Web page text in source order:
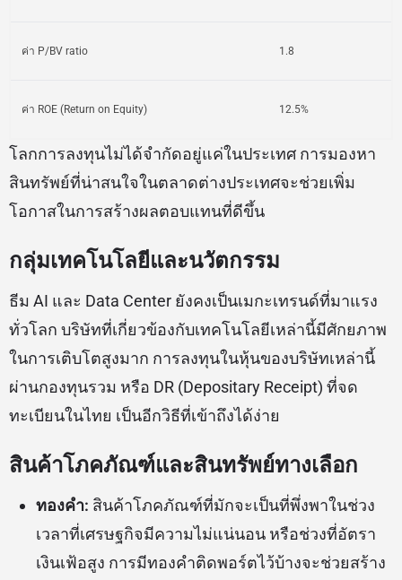
ค่า P/BV ratio 1.8
ค่า ROE (Return on Equity) 12.5%
โลกการลงทุนไม่ได้จำกัดอยู่แค่ในประเทศ การมองหา
สินทรัพย์ที่น่าสนใจในตลาดต่างประเทศจะช่วยเพิ่ม
โอกาสในการสร้างผลตอบแทนที่ดีขึ้น
กลุ่มเทคโนโลยีและนวัตกรรม
ธีม AI และ Data Center ยังคงเป็นเมกะเทรนด์ที่มาแรง
ทั่วโลก บริษัทที่เกี่ยวข้องกับเทคโนโลยีเหล่านี้มีศักยภาพ
ในการเติบโตสูงมาก การลงทุนในหุ้นของบริษัทเหล่านี้
ผ่านกองทุนรวม หรือ DR (Depositary Receipt) ที่จด
ทะเบียนในไทย เป็นอีกวิธีที่เข้าถึงได้ง่าย
สินค้าโภคภัณฑ์และสินทรัพย์ทางเลือก
ทองคำ: สินค้าโภคภัณฑ์ที่มักจะเป็นที่พึ่งพาในช่วง
เวลาที่เศรษฐกิจมีความไม่แน่นอน หรือช่วงที่อัตรา
เงินเฟ้อสูง การมีทองคำติดพอร์ตไว้บ้างจะช่วยสร้าง